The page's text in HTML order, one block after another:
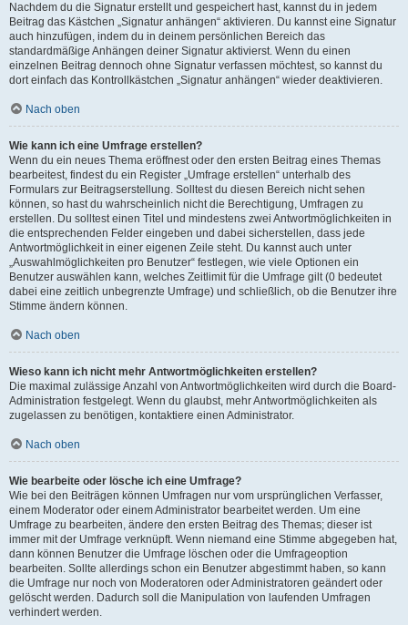
Nachdem du die Signatur erstellt und gespeichert hast, kannst du in jedem
Beitrag das Kästchen „Signatur anhängen“ aktivieren. Du kannst eine Signatur
auch hinzufügen, indem du in deinem persönlichen Bereich das
standardmäßige Anhängen deiner Signatur aktivierst. Wenn du einen
einzelnen Beitrag dennoch ohne Signatur verfassen möchtest, so kannst du
dort einfach das Kontrollkästchen „Signatur anhängen“ wieder deaktivieren.
Nach oben
Wie kann ich eine Umfrage erstellen?
Wenn du ein neues Thema eröffnest oder den ersten Beitrag eines Themas
bearbeitest, findest du ein Register „Umfrage erstellen“ unterhalb des
Formulars zur Beitragserstellung. Solltest du diesen Bereich nicht sehen
können, so hast du wahrscheinlich nicht die Berechtigung, Umfragen zu
erstellen. Du solltest einen Titel und mindestens zwei Antwortmöglichkeiten in
die entsprechenden Felder eingeben und dabei sicherstellen, dass jede
Antwortmöglichkeit in einer eigenen Zeile steht. Du kannst auch unter
„Auswahlmöglichkeiten pro Benutzer“ festlegen, wie viele Optionen ein
Benutzer auswählen kann, welches Zeitlimit für die Umfrage gilt (0 bedeutet
dabei eine zeitlich unbegrenzte Umfrage) und schließlich, ob die Benutzer ihre
Stimme ändern können.
Nach oben
Wieso kann ich nicht mehr Antwortmöglichkeiten erstellen?
Die maximal zulässige Anzahl von Antwortmöglichkeiten wird durch die Board-
Administration festgelegt. Wenn du glaubst, mehr Antwortmöglichkeiten als
zugelassen zu benötigen, kontaktiere einen Administrator.
Nach oben
Wie bearbeite oder lösche ich eine Umfrage?
Wie bei den Beiträgen können Umfragen nur vom ursprünglichen Verfasser,
einem Moderator oder einem Administrator bearbeitet werden. Um eine
Umfrage zu bearbeiten, ändere den ersten Beitrag des Themas; dieser ist
immer mit der Umfrage verknüpft. Wenn niemand eine Stimme abgegeben hat,
dann können Benutzer die Umfrage löschen oder die Umfrageoption
bearbeiten. Sollte allerdings schon ein Benutzer abgestimmt haben, so kann
die Umfrage nur noch von Moderatoren oder Administratoren geändert oder
gelöscht werden. Dadurch soll die Manipulation von laufenden Umfragen
verhindert werden.